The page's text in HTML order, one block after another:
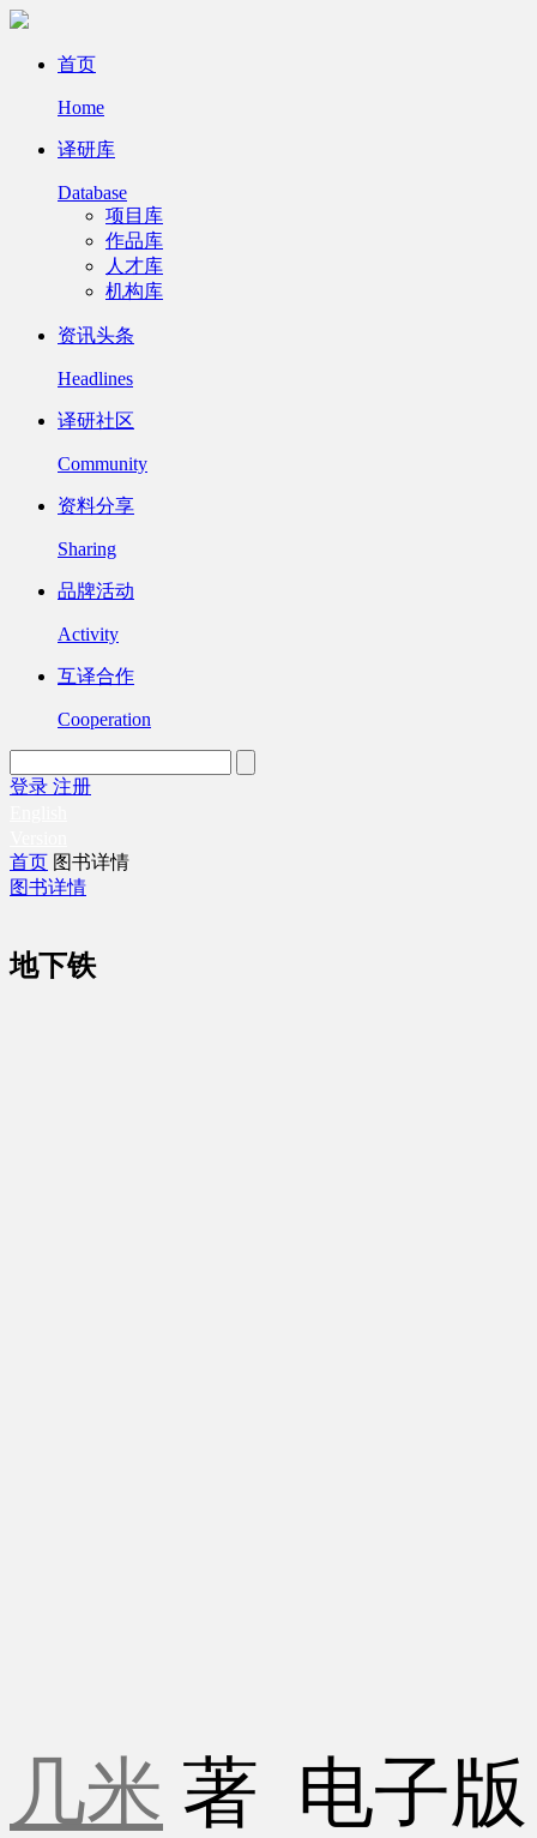
首页
Home
译研库
Database
项目库
作品库
人才库
机构库
资讯头条
Headlines
译研社区
Community
资料分享
Sharing
品牌活动
Activity
互译合作
Cooperation
登录 注册
首页 图书详情
图书详情
地下铁
几米 著 电子